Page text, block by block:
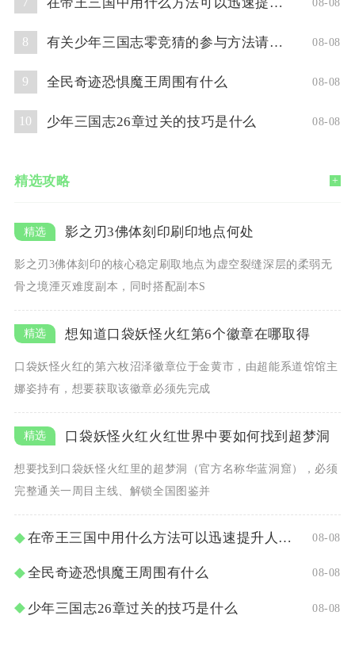
8 有关少年三国志零竞猜的参与方法请问你了解吗 08-08
9 全民奇迹恐惧魔王周围有什么 08-08
10 少年三国志26章过关的技巧是什么 08-08
精选攻略 +
影之刃3佛体刻印刷印地点何处
影之刃3佛体刻印的核心稳定刷取地点为虚空裂缝深层的柔弱无
骨之境湮灭难度副本，同时搭配副本S
想知道口袋妖怪火红第6个徽章在哪取得
口袋妖怪火红的第六枚沼泽徽章位于金黄市，由超能系道馆馆主
娜姿持有，想要获取该徽章必须先完成
口袋妖怪火红火红世界中要如何找到超梦洞
想要找到口袋妖怪火红里的超梦洞（官方名称华蓝洞窟），必须
完整通关一周目主线、解锁全国图鉴并
在帝王三国中用什么方法可以迅速提升人物等级 08-08
全民奇迹恐惧魔王周围有什么 08-08
少年三国志26章过关的技巧是什么 08-08